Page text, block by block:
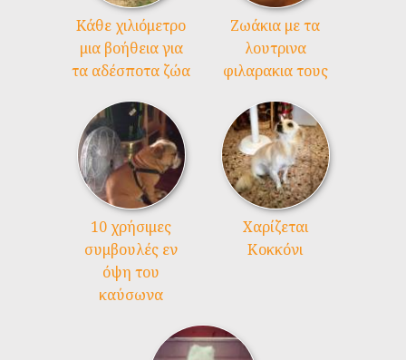
Kάθε χιλιόμετρο
μια βοήθεια για
τα αδέσποτα ζώα
Ζωάκια με τα
λουτρινα
φιλαρακια τους
10 χρήσιμες
συμβουλές εν
όψη του
καύσωνα
Χαρίζεται
Κοκκόνι